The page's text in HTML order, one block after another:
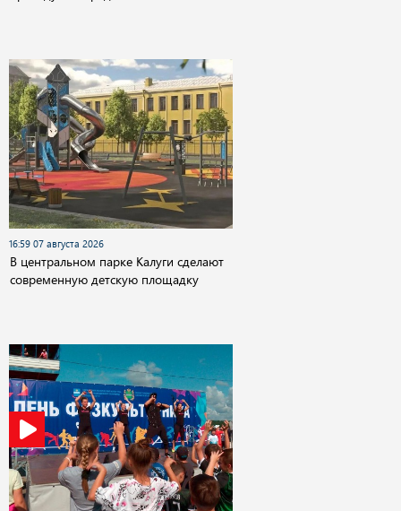
16:59 07 августа 2026
В центральном парке Калуги сделают
современную детскую площадку